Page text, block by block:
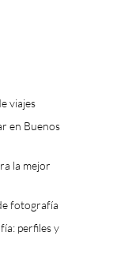
viajes
en Buenos
la mejor
fotografía
perfiles y